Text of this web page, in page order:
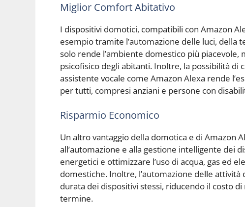
Miglior Comfort Abitativo
I dispositivi domotici, compatibili con Amazon
esempio tramite l’automazione delle luci, della
solo rende l’ambiente domestico più
psicofisico degli abitanti. Inoltre, la possibilità
assistente vocale come Amazon Alexa rende
per tutti, compresi anziani e persone con
Risparmio Economico
Un altro vantaggio della domotica e di Amazon
all’automazione e alla gestione intelligente dei
energetici e ottimizzare l’uso di acqua, gas ed
domestiche. Inoltre, l’automazione delle
durata dei dispositivi stessi, riducendo il costo
termine.